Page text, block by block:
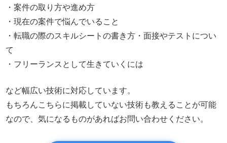
・案件の取り方や進め方
・現在の案件で悩んでいること
・転職の際のスキルシートの書き方・面接やテストについ
て
・フリーランスとして生きていくには
など幅広い技術に対応しています。
もちろんこちらに掲載していない技術も教えることが可能
なので、気になるものがあればお問い合わせください。